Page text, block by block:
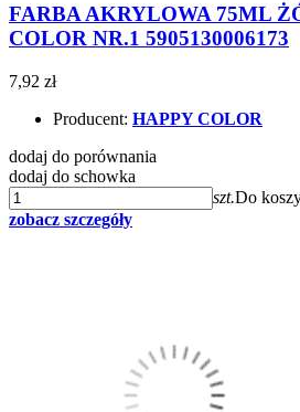
FARBA AKRYLOWA 75ML
COLOR NR.1 5905130006173
7,92 zł
Producent: HAPPY COLOR
dodaj do porównania
dodaj do schowka
szt.Do
zobacz szczegóły